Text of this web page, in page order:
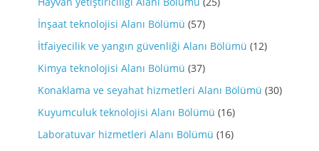
İnşaat teknolojisi Alanı Bölümü (57)
İtfaiyecilik ve yangın güvenliği Alanı Bölümü (12)
Kimya teknolojisi Alanı Bölümü (37)
Konaklama ve seyahat hizmetleri Alanı Bölümü (30)
Kuyumculuk teknolojisi Alanı Bölümü (16)
Laboratuvar hizmetleri Alanı Bölümü (16)